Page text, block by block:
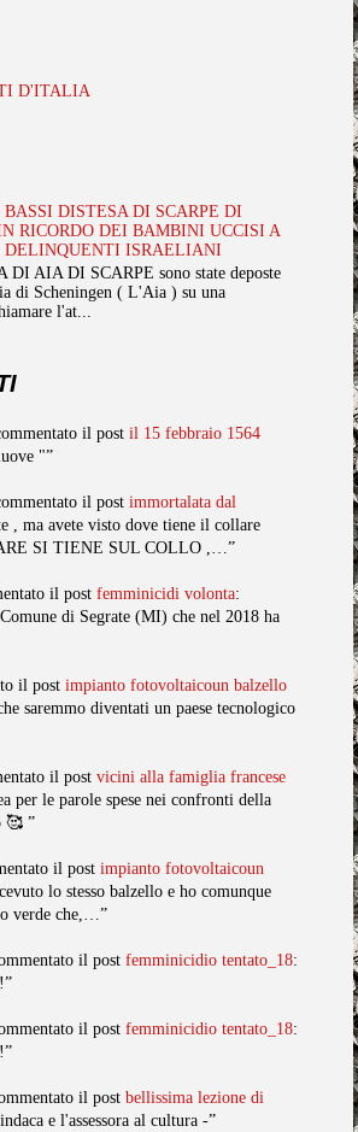
D'ITALIA
DISTESA DI SCARPE DI
RICORDO DEI BAMBINI UCCISI A
DELINQUENTI ISRAELIANI
AIA DI SCARPE sono state deposte
di Scheningen ( L'Aia ) su una
l'at...
il post il 15 febbraio 1564
"”
il post immortalata dal
, ma avete visto dove tiene il collare
SI TIENE SUL COLLO ,…”
il post femminicidi volonta:
di Segrate (MI) che nel 2018 ha
il post impianto fotovoltaicoun balzello
saremmo diventati un paese tecnologico
il post vicini alla famiglia francese
per le parole spese nei confronti della
🥰 ”
il post impianto fotovoltaicoun
lo stesso balzello e ho comunque
verde che,…”
il post femminicidio tentato_18:
il post femminicidio tentato_18:
il post bellissima lezione di
e l'assessora al cultura -”